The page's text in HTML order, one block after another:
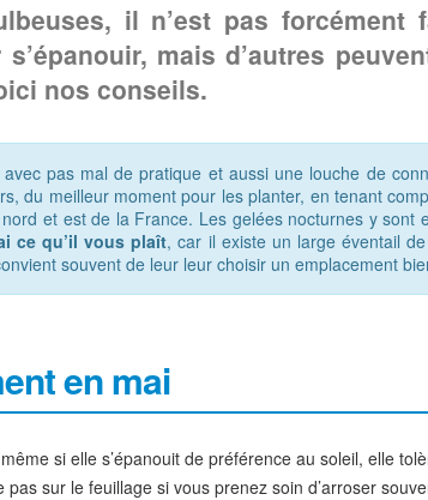
il n’est pas forcément
mais d’autres
nos conseils.
pas mal de pratique et aussi une louche de
du meilleur moment pour les planter, en tenant
et est de la France. Les gelées nocturnes y
ce qu’il vous plaît, car il existe un large éventail
souvent de leur leur choisir un emplacement
en mai
si elle s’épanouit de préférence au soleil, elle
sur le feuillage si vous prenez soin d’arroser